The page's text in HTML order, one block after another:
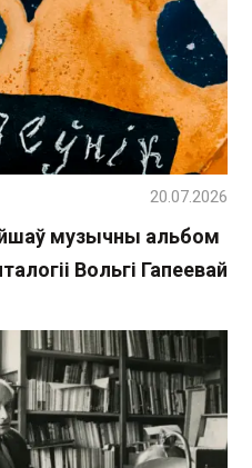
музычны альбом
Вольгі Гапеевай
20.07.2026